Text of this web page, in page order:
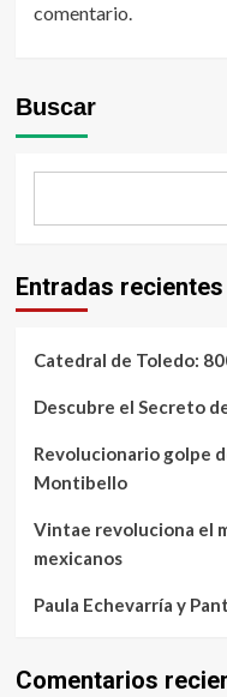
comentario.
Buscar
Entradas recientes
Catedral de Toledo:
Descubre el Secreto
Revolucionario golpe
Montibello
Vintae revoluciona el
mexicanos
Paula Echevarría y
Comentarios